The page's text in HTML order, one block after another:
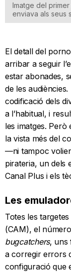
Imatge del
enviava als seus
El detall del
arribar a seguir
estar abonades,
de les
codificació dels
a l’habitual, i
les imatges. Però
la vista més del
—ni tampoc
pirateria, un dels
Canal Plus i els
Les
Totes les
(CAM), el
bugcatchers, uns
a corregir errors
configuració que